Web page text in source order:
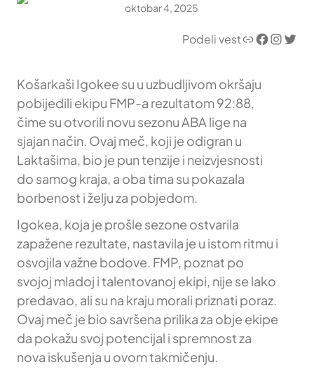
oktobar 4, 2025
Podeli vestLink Facebook InstagramTwitter
Košarkaši Igokee su u uzbudljivom okršaju
pobijedili ekipu FMP-a rezultatom 92:88,
čime su otvorili novu sezonu ABA lige na
sjajan način. Ovaj meč, koji je odigran u
Laktašima, bio je pun tenzije i neizvjesnosti
do samog kraja, a oba tima su pokazala
borbenost i želju za pobjedom.
Igokea, koja je prošle sezone ostvarila
zapažene rezultate, nastavila je u istom ritmu i
osvojila važne bodove. FMP, poznat po
svojoj mladoj i talentovanoj ekipi, nije se lako
predavao, ali su na kraju morali priznati poraz.
Ovaj meč je bio savršena prilika za obje ekipe
da pokažu svoj potencijal i spremnost za
nova iskušenja u ovom takmičenju.